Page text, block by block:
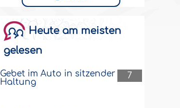
Heute am meisten
gelesen
7
Gebet im Auto in sitzender
Haltung